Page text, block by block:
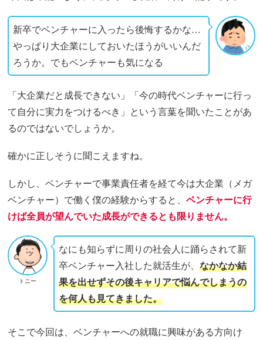
新卒でベンチャーに入ったら後悔するかな…
やっぱり大企業にしておいたほうがいいんだ
ろうか。でもベンチャーも気になる
「大企業だと成長できない」「今の時代ベンチャーに行っ
て自分に実力をつけるべき」という言葉を聞いたことがあ
るのではないでしょうか。
確かに正しそうに聞こえますね。
しかし、ベンチャーで事業責任者を経て今は大企業（メガ
ベンチャー）で働く僕の経験からすると、ベンチャーに行
けば全員が望んでいた成長ができるとも限りません。
トニー
なにも知らずに周りの社会人に踊らされて新
卒ベンチャー入社した就活生が、 なかなか結
果を出せずその後キャリアで悩んでしまうの
を何人も見てきました。
そこで今回は、ベンチャーへの就職に興味がある方向け